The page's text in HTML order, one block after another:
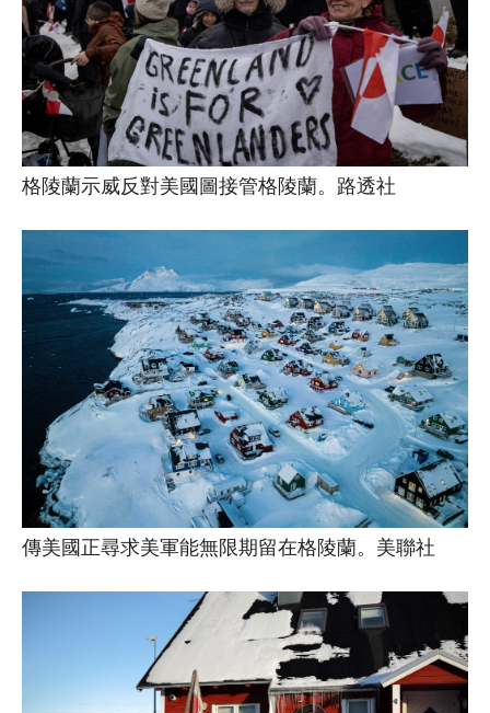
格陵蘭示威反對美國圖接管格陵蘭。路透社
傳美國正尋求美軍能無限期留在格陵蘭。美聯社